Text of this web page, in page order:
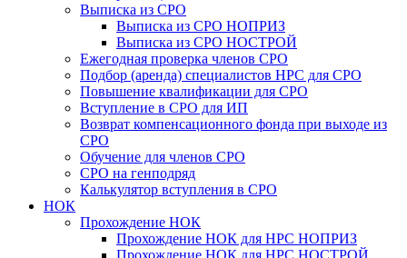
Выписка из СРО
Выписка из СРО НОПРИЗ
Выписка из СРО НОСТРОЙ
Ежегодная проверка членов СРО
Подбор (аренда) специалистов НРС для СРО
Повышение квалификации для СРО
Вступление в СРО для ИП
Возврат компенсационного фонда при выходе из
СРО
Обучение для членов СРО
СРО на генподряд
Калькулятор вступления в СРО
НОК
Прохождение НОК
Прохождение НОК для НРС НОПРИЗ
Прохождение НОК для НРС НОСТРОЙ